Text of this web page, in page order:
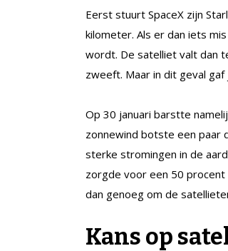
Eerst stuurt SpaceX zijn
kilometer. Als er dan iets
wordt. De satelliet valt dan
zweeft. Maar in dit geval
Op 30 januari barstte
zonnewind botste een paar
sterke stromingen in de
zorgde voor een 50
dan genoeg om de
Kans op